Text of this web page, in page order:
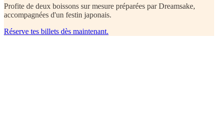
Profite de deux boissons sur mesure préparées par Dreamsake,
accompagnées d'un festin japonais.
Réserve tes billets dès maintenant.